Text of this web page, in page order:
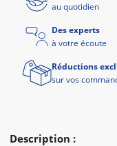
Description :
au quotidien
Des experts
à votre écoute
Réductions
sur vos